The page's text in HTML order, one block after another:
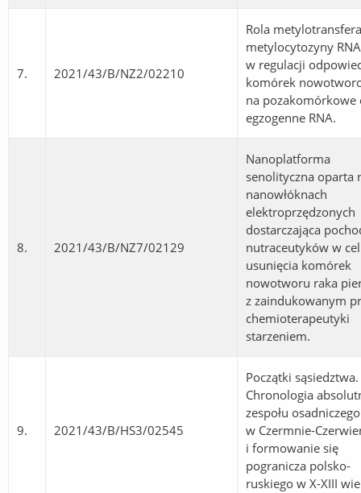
7. 2021/43/B/NZ2/02210
Rola
metylocytozyny RNA
w regulacji
komórek
na pozakomórkowe
egzogenne RNA.
8. 2021/43/B/NZ7/02129
Nanoplatforma
senolityczna oparta
nanowłóknach
elektroprzędzonych
dostarczająca
nutraceutyków w
usunięcia komórek
nowotworu raka
z zaindukowanym
chemioterapeutyki
starzeniem.
9. 2021/43/B/HS3/02545
Początki sąsiedztwa.
Chronologia
zespołu osadniczego
w Czermnie-
i formowanie się
pogranicza polsko-
ruskiego w X-XIII